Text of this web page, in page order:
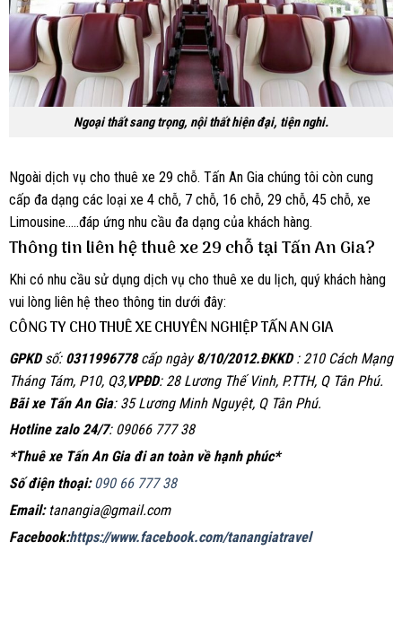
Ngoại thất sang trọng, nội thất hiện đại, tiện nghi.
Ngoài dịch vụ cho thuê xe 29 chỗ. Tấn An Gia chúng tôi còn cung
cấp đa dạng các loại xe 4 chỗ, 7 chỗ, 16 chỗ, 29 chỗ, 45 chỗ, xe
Limousine…..đáp ứng nhu cầu đa dạng của khách hàng.
Thông tin liên hệ thuê xe 29 chỗ tại Tấn An Gia?
Khi có nhu cầu sử dụng dịch vụ cho thuê xe du lịch, quý khách hàng
vui lòng liên hệ theo thông tin dưới đây:
CÔNG TY CHO THUÊ XE CHUYÊN NGHIỆP TẤN AN GIA
GPKDsố: 0311996778cấp ngày8/10/2012.ĐKKD: 210 Cách Mạng
Tháng Tám, P10, Q3,VPĐD: 28 Lương Thế Vinh, P.TTH, Q Tân Phú.
Bãi xe Tấn An Gia: 35 Lương Minh Nguyệt, Q Tân Phú.
Hotline zalo 24/7: 09066 777 38
*Thuê xe Tấn An Gia đi an toàn về hạnh phúc*
Số điện thoại:090 66 777 38
Email:tanangia@gmail.com
Facebook:https://www.facebook.com/tanangiatravel